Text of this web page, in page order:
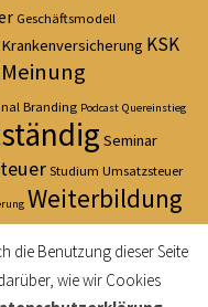
Geschäftsmodell
Krankenversicherung KSK
Meinung
Branding Podcast Quereinstieg
Seminar
Studium Umsatzsteuer
Weiterbildung
die Benutzung dieser Seite
wie wir Cookies